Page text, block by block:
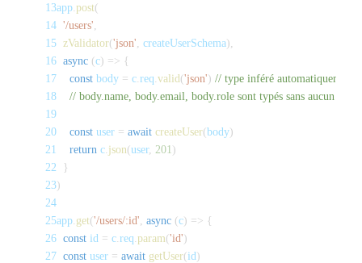
13app post(
14 '/users'
15 zValidator('json' createUserSchema)
16 async (c) => {
17
const body = c req valid('json') // type inféré automatiquement !
18
// body.name, body.email, body.role sont typés sans aucun cast
19
20
const user = await createUser(body)
21
return c json(user, 201 )
22
}
23)
24
25app get('/users/:id' async (c) => {
26 const id = c req param('id')
27 const user = await getUser(id)